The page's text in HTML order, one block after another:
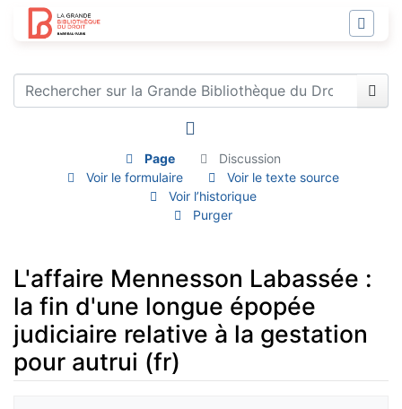
Page
Discussion
Voir le formulaire
Voir le texte source
Voir l’historique
Purger
L'affaire Mennesson Labassée :
la fin d'une longue épopée
judiciaire relative à la gestation
pour autrui (fr)